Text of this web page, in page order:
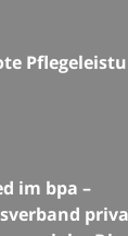
im bpa –